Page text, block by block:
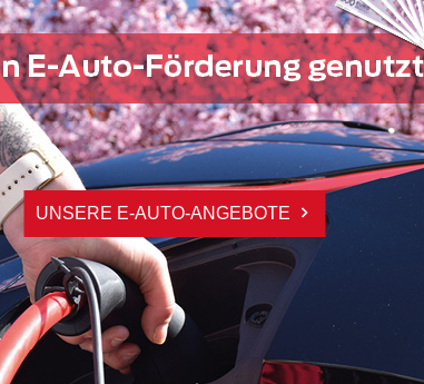
verstellbar
Fahrer/Beifahrer
Sportlenkrad
Notbremsassistent: Multikollisionsbremse
Querverkehrswarnung hinten
Straße 52
900 80-0
Erfahrung
Konditionen
UNSERE E-AUTO-ANGEBOTE